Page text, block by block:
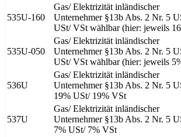
535U-160
Gas/ Elektrizität inländischer
Unternehmer §13b Abs. 2 Nr. 5
USt/ VSt wählbar (hier: jeweils
535U-050
Gas/ Elektrizität inländischer
Unternehmer §13b Abs. 2 Nr. 5
USt/ VSt wählbar (hier: jeweils
536U
Gas/ Elektrizität inländischer
Unternehmer §13b Abs. 2 Nr. 5
19% USt/ 19% VSt
537U
Gas/ Elektrizität inländischer
Unternehmer §13b Abs. 2 Nr. 5
7% USt/ 7% VSt